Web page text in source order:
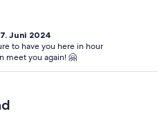
Juni 2024
to have you here in hour
meet you again! 🤗